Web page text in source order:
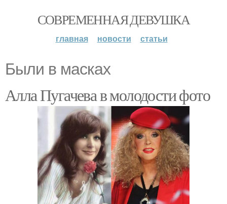
СОВРЕМЕННАЯ ДЕВУШКА
главная новости статьи
Были в масках
Алла Пугачева в молодости фото